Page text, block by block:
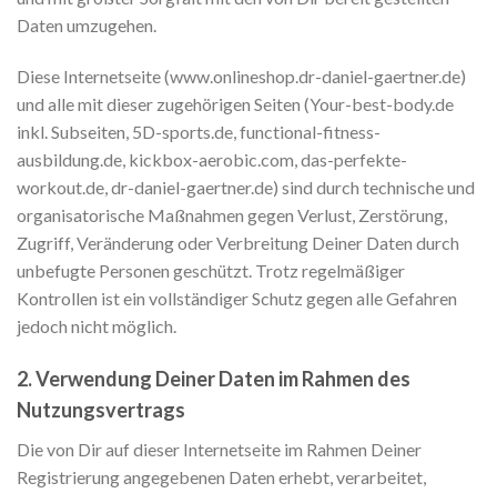
Daten umzugehen.
Diese Internetseite (www.onlineshop.dr-daniel-gaertner.de)
und alle mit dieser zugehörigen Seiten (Your-best-body.de
inkl. Subseiten, 5D-sports.de, functional-fitness-
ausbildung.de, kickbox-aerobic.com, das-perfekte-
workout.de, dr-daniel-gaertner.de) sind durch technische und
organisatorische Maßnahmen gegen Verlust, Zerstörung,
Zugriff, Veränderung oder Verbreitung Deiner Daten durch
unbefugte Personen geschützt. Trotz regelmäßiger
Kontrollen ist ein vollständiger Schutz gegen alle Gefahren
jedoch nicht möglich.
2. Verwendung Deiner Daten im Rahmen des
Nutzungsvertrags
Die von Dir auf dieser Internetseite im Rahmen Deiner
Registrierung angegebenen Daten erhebt, verarbeitet,